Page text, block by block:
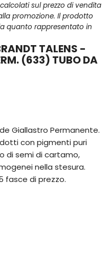
sul prezzo di vendita
promozione. Il prodotto
quanto rappresentato in
TALENS -
(633) TUBO DA
Giallastro Permanente.
con pigmenti puri
di semi di cartamo,
nella stesura.
fasce di prezzo.